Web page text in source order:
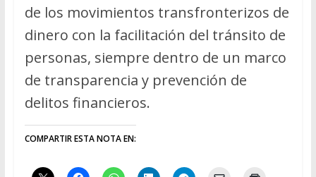
de los movimientos transfronterizos de
dinero con la facilitación del tránsito de
personas, siempre dentro de un marco
de transparencia y prevención de
delitos financieros.
COMPARTIR ESTA NOTA EN: